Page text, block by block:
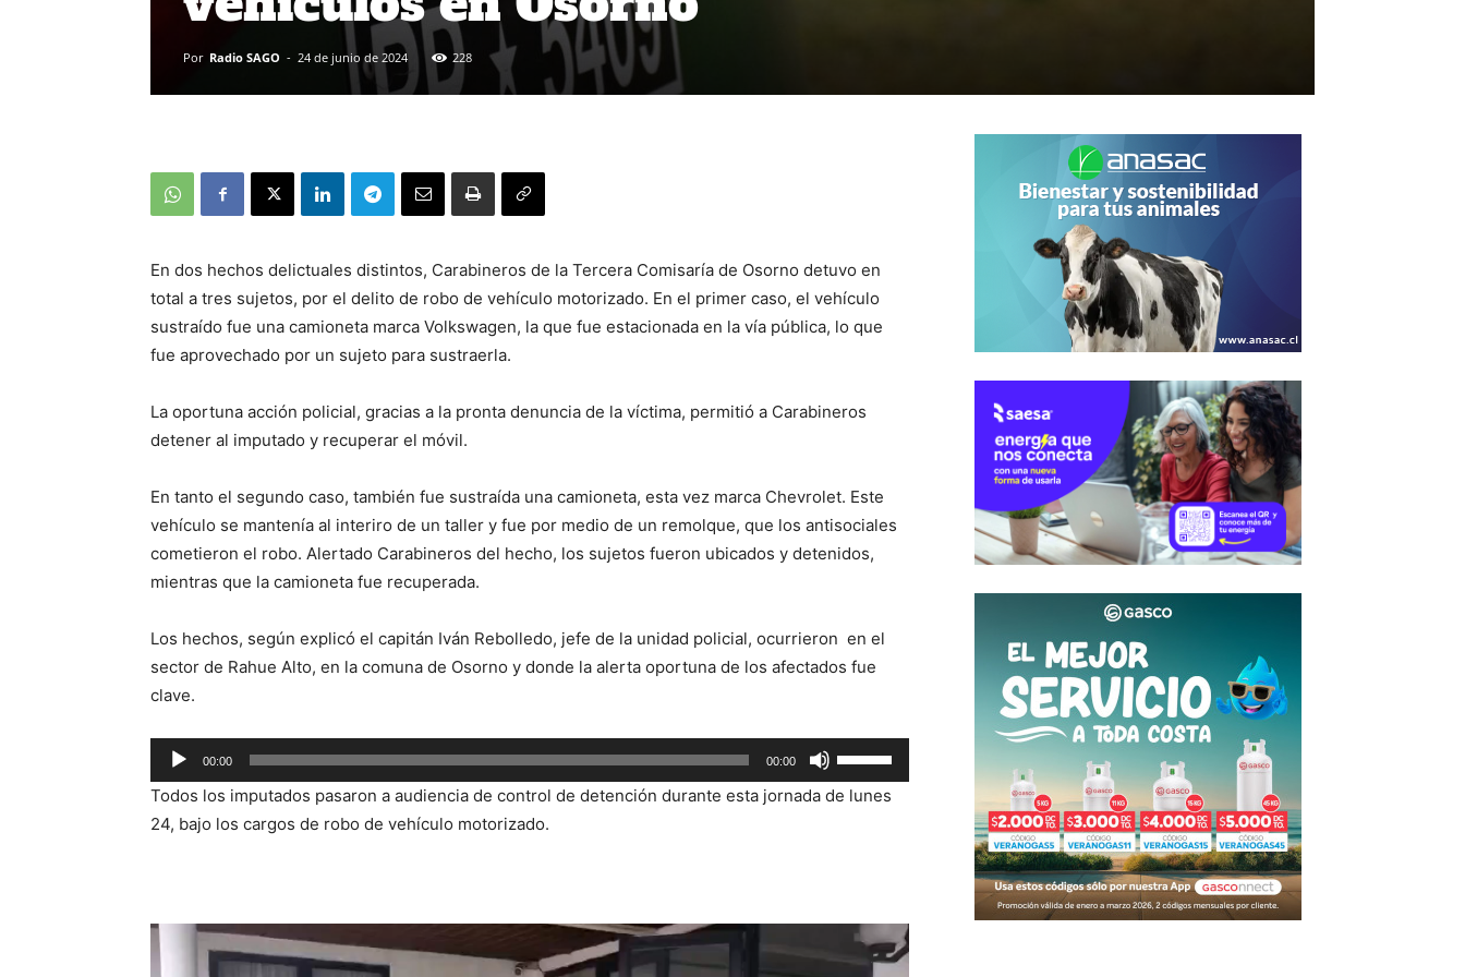
Por Radio SAGO - 24 de junio de 2024 228
En dos hechos delictuales distintos, Carabineros de la Tercera Comisaría de Osorno detuvo en
total a tres sujetos, por el delito de robo de vehículo motorizado. En el primer caso, el vehículo
sustraído fue una camioneta marca Volkswagen, la que fue estacionada en la vía pública, lo que
fue aprovechado por un sujeto para sustraerla.
La oportuna acción policial, gracias a la pronta denuncia de la víctima, permitió a Carabineros
detener al imputado y recuperar el móvil.
En tanto el segundo caso, también fue sustraída una camioneta, esta vez marca Chevrolet. Este
vehículo se mantenía al interiro de un taller y fue por medio de un remolque, que los antisociales
cometieron el robo. Alertado Carabineros del hecho, los sujetos fueron ubicados y detenidos,
mientras que la camioneta fue recuperada.
Los hechos, según explicó el capitán Iván Rebolledo, jefe de la unidad policial, ocurrieron en el
sector de Rahue Alto, en la comuna de Osorno y donde la alerta oportuna de los afectados fue
clave.
Reproductor
de
audio
00:00 00:00
las
teclas
para
aumentar
Todos los imputados pasaron a audiencia de control de detención durante esta jornada de lunes
24, bajo los cargos de robo de vehículo motorizado.
Reproductor